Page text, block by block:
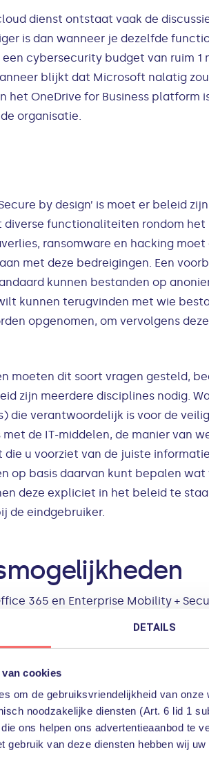
DETAILS
cookies
om de gebruiksvriendelijkheid van
noodzakelijke diensten (Art. 6 lid 1
ons helpen ons advertentieaanbod te
gebruik van deze diensten hebben wij
dienst ontstaat vaak de
is dan wanneer je dezelfde
cybersecurity budget van ruim 1
blijkt dat Microsoft nalatig
het OneDrive for Business platform
organisatie.
by design’ is moet er beleid
diverse functionaliteiten rondom
ransomware en hacking
met deze bedreigingen. Een
kunnen bestanden op
kunnen terugvinden met wie
opgenomen, om vervolgens
moeten dit soort vragen gesteld,
zijn meerdere disciplines nodig.
die verantwoordelijk is voor de
de IT-middelen, de manier van
u voorziet van de juiste
op basis daarvan kunt bepalen
deze expliciet in het beleid te
de eindgebruiker.
365 en Enterprise Mobility +
een aantal van deze
heeft een aantal instellingen
de Sync Client for Mac OS X
Client voor Windows
is goed om te vermelden dat de